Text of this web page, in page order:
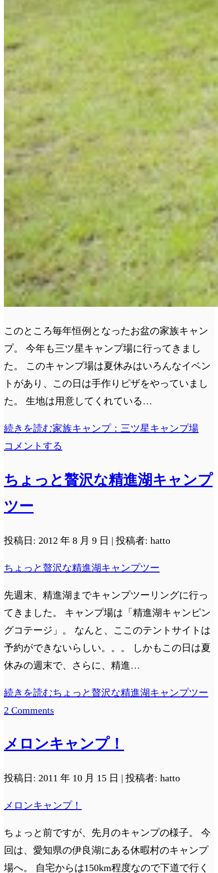
このところ毎年恒例となったお盆の家族キャン
プ。 今年も三ツ星キャンプ場に行ってきまし
た。 このキャンプ場は夏休みはいろんなイベン
トがあり、この日は手作りピザをやっていまし
た。 生地は用意してくれている…
続きを読む家族キャンプ：三ツ星キャンプ場
コメントする
ちょっと贅沢な精進湖キャンプ
ツー
投稿日: 2012 年 8 月 9 日 | 投稿者: hatto
ちょっと贅沢な精進湖キャンプツー
先週末、精進湖までキャンプツーリングに行っ
てきました。 キャンプ場は「精進湖キャンピン
グコテージ」。 なんと、ここのテントサイトは
予約ができないらしい。。。 しかもこの日は夏
休みの週末で、さらに、精進…
続きを読むちょっと贅沢な精進湖キャンプツー
2 Comments
メロンキャンプ！
投稿日: 2011 年 10 月 15 日 | 投稿者: hatto
メロンキャンプ！
ちょっと前ですが、先月のキャンプの様子。 今
回は、愛知県の伊良湖にある休暇村のキャンプ
場へ。 自宅からは150km程度なので下道で行く